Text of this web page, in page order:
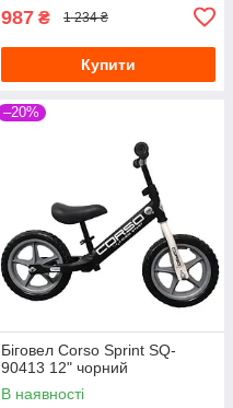
987 ₴ 1 234 ₴
Купити
–20%
Біговел Corso Sprint SQ-
90413 12" чорний
В наявності